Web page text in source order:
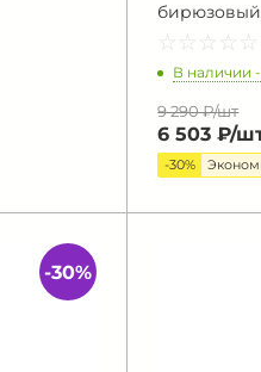
бирюзовый
☆ ☆ ☆ ☆ ☆
★ ★ ★ ★ ★
В наличии
9 290 ₽/шт
6 503 ₽/
-30%
-30%